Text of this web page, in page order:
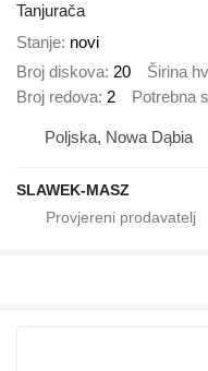
Tanjurača
Stanje novi
Broj diskova 20 Širina
Broj redova 2 Potrebna
Poljska, Nowa Dąbia
SLAWEK-MASZ